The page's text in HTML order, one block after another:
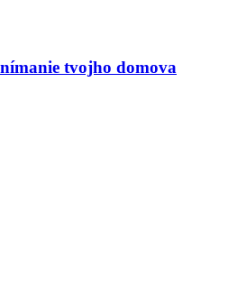
tvojho domova